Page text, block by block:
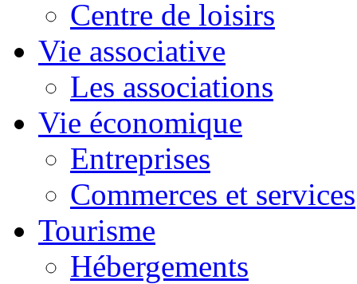
Centre de loisirs
Vie associative
Les associations
Vie économique
Entreprises
Commerces et services
Tourisme
Hébergements